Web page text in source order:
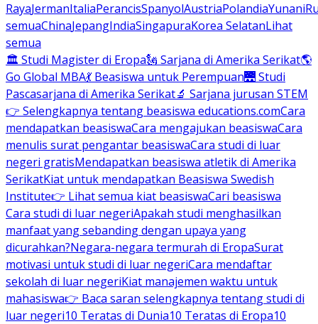
RayaJermanItaliaPerancisSpanyolAustriaPolandiaYunani
semuaChinaJepangIndiaSingapuraKorea SelatanLihat
semua
🏛 Studi Magister di Eropa🗽 Sarjana di Amerika Serikat🌎
Go Global MBA💃 Beasiswa untuk Perempuan🌉 Studi
Pascasarjana di Amerika Serikat🔬 Sarjana jurusan STEM
👉 Selengkapnya tentang beasiswa educations.comCara
mendapatkan beasiswaCara mengajukan beasiswaCara
menulis surat pengantar beasiswaCara studi di luar
negeri gratisMendapatkan beasiswa atletik di Amerika
SerikatKiat untuk mendapatkan Beasiswa Swedish
Institute👉 Lihat semua kiat beasiswaCari beasiswa
Cara studi di luar negeriApakah studi menghasilkan
manfaat yang sebanding dengan upaya yang
dicurahkan?Negara-negara termurah di EropaSurat
motivasi untuk studi di luar negeriCara mendaftar
sekolah di luar negeriKiat manajemen waktu untuk
mahasiswa👉 Baca saran selengkapnya tentang studi di
luar negeri10 Teratas di Dunia10 Teratas di Eropa10